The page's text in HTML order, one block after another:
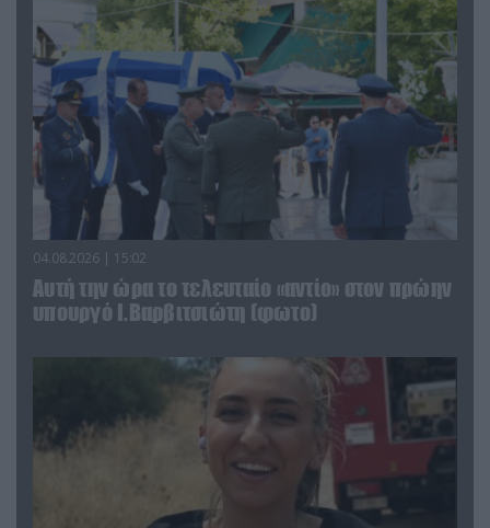
04.08.2026 | 15:02
Αυτή την ώρα το τελευταίο «αντίο» στον πρώην
υπουργό Ι.Βαρβιτσιώτη (φωτο)